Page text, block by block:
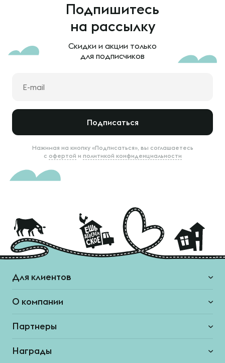
Подпишитесь
на рассылку
Скидки и акции только
для подписчиков
Подписаться
Нажимая на кнопку «Подписаться», вы соглашаетесь
с офертой и политикой конфиденциальности
Для клиентов
О компании
Партнеры
Награды